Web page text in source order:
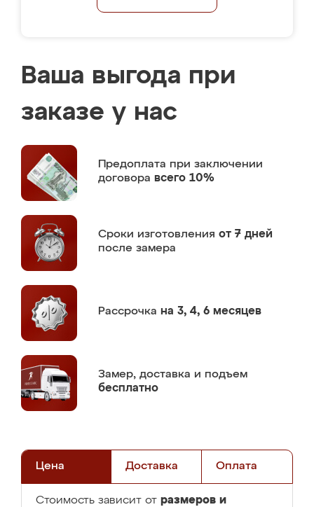
Ваша выгода при
заказе у нас
Предоплата при заключении
договора всего 10%
Сроки изготовления от 7 дней
после замера
Рассрочка на 3, 4, 6 месяцев
Замер, доставка и подъем
бесплатно
Цена Доставка Оплата
Стоимость зависит от размеров и